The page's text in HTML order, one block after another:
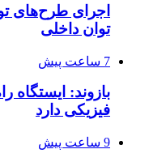
اجرای طرح‌های
توان داخلی
7 ساعت پیش
فیزیکی دارد
9 ساعت پیش